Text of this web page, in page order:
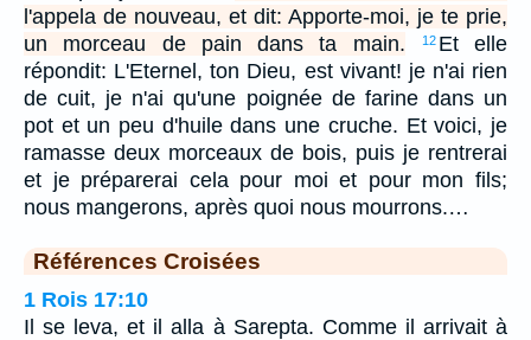
l'appela de nouveau, et dit: Apporte-moi, je te prie,
un morceau de pain dans ta main.
12 Et elle
répondit: L'Eternel, ton Dieu, est vivant! je n'ai rien
de cuit, je n'ai qu'une poignée de farine dans un
pot et un peu d'huile dans une cruche. Et voici, je
ramasse deux morceaux de bois, puis je rentrerai
et je préparerai cela pour moi et pour mon fils;
nous mangerons, après quoi nous mourrons.…
Références Croisées
1 Rois 17:10
Il se leva, et il alla à Sarepta. Comme il arrivait à